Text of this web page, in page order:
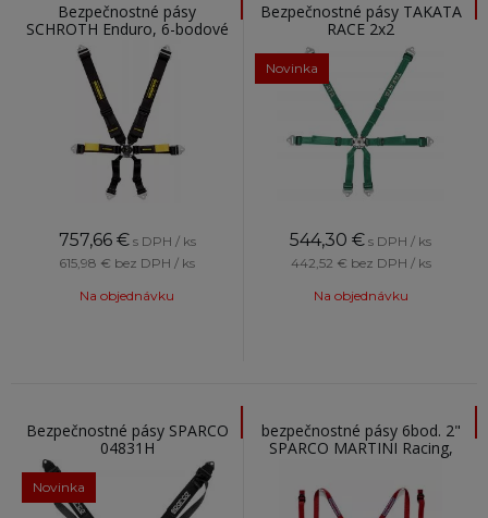
Bezpečnostné pásy
SCHROTH Enduro, 6-bodové
3x2, čierne
757,66 € s DPH / ks
615,98 € bez DPH / ks
Na objednávku
Bezpečnostné pásy TAKATA
RACE 2x2
Novinka
544,30 € s DPH / ks
442,52 € bez DPH / ks
Na objednávku
Bezpečnostné pásy SPARCO
04831H
Novinka
bezpečnostné pásy 6bod. 2"
SPARCO MARTINI Racing,